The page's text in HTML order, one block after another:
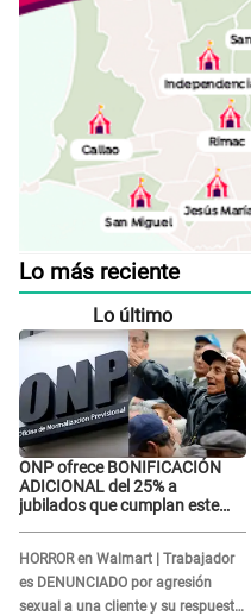
Lo más reciente
Lo último
ONP ofrece BONIFICACIÓN
ADICIONAL del 25% a
jubilados que cumplan este
HORROR en Walmart | Trabajador
es DENUNCIADO por agresión
sexual a una cliente y su respuesta